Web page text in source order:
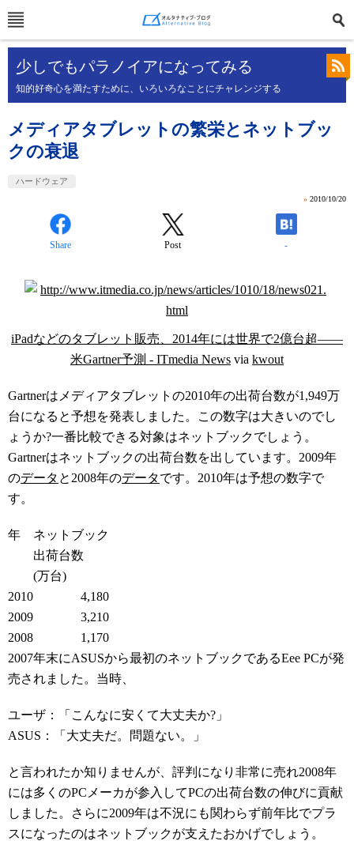
少しでもパラノイアになってみる
知的好奇心を満たすために、いろいろなことにチャレンジする
メディアタブレットの繁栄とネットブッ
クの衰退
ハードウェア
» 2010/10/20
Share Post -
iPadなどのタブレット販売、2014年には世界で2億台超――
米Gartner予測 - ITmedia News via kwout
Gartnerはメディアタブレットの2010年の出荷台数が1,949万
台になると予想を発表しました。この数字は大きいのでし
ょうか?一番比較できる対象はネットブックでしょう。
Gartnerはネットブックの出荷台数を出しています。2009年
のデータ と2008年のデータです。2010年は予想の数字で
す。
年
ネットブック
出荷台数
(万台)
2010
4,180
2009
3,210
2008
1,170
2007年末にASUSから最初のネットブックであるEee PCが発
売されました。当時、
ユーザ：「こんなに安くて大丈夫か?」
ASUS：「大丈夫だ。問題ない。」
と言われたか知りませんが、評判になり非常に売れ2008年
には多くのPCメーカが参入してPCの出荷台数の伸びに貢献
しました。さらに2009年は不況にも関わらず前年比でプラ
スになったのはネットブックが支えたおかげでしょう。